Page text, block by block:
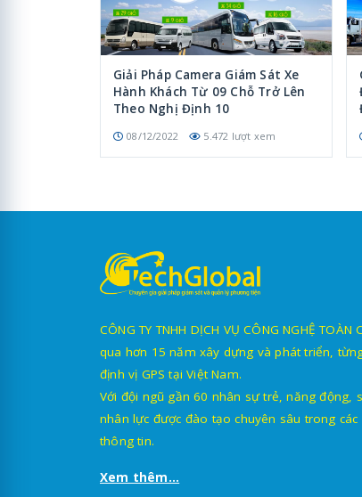
Giải Pháp Camera Giám Sát Xe
Hành Khách Từ 09 Chỗ Trở Lên
Theo Nghị Định 10
08/12/2022 5.472 lượt xem
CÔNG TY TNHH DỊCH VỤ CÔNG NGHỆ
qua hơn 15 năm xây dựng và phát triển,
định vị GPS tại Việt Nam.
Với đội ngũ gần 60 nhân sự trẻ, năng động,
nhân lực được đào tạo chuyên sâu trong
thông tin.
Xem thêm...